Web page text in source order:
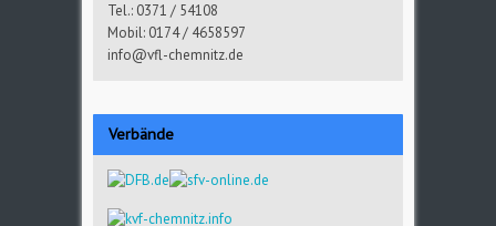
Tel.: 0371 / 54108
Mobil: 0174 / 4658597
info@vfl-chemnitz.de
Verbände